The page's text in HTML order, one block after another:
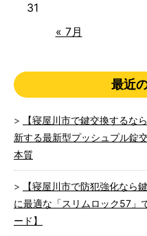
« 7月
31
最近
【寝屋川市で鍵交換するな
新する最新型プッシュプル錠
本質
【寝屋川市で防犯強化なら
に最適な「スリムロック57」
ード】